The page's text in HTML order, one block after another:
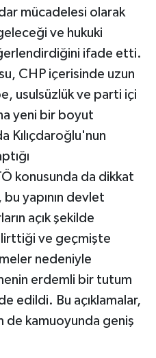
mücadelesi olarak
ve hukuki
ifade etti.
CHP içerisinde uzun
usulsüzlük ve parti içi
yeni bir boyut
Kılıçdaroğlu'nun
konusunda da dikkat
yapının devlet
açık şekilde
ve geçmişte
nedeniyle
erdemli bir tutum
edildi. Bu açıklamalar,
de kamuoyunda geniş